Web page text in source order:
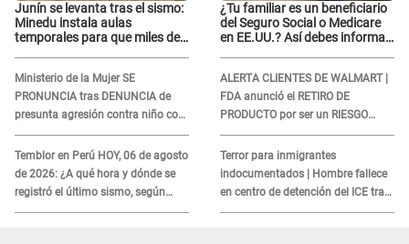
Junín se levanta tras el sismo:
Minedu instala aulas
temporales para que miles de
Ministerio de la Mujer SE
PRONUNCIA tras DENUNCIA de
presunta agresión contra niño con
autismo en Surco
Temblor en Perú HOY, 06 de agosto
de 2026: ¿A qué hora y dónde se
registró el último sismo, según
IGP?
¿Tu familiar es un beneficiario
del Seguro Social o Medicare
en EE.UU.? Así debes informar
ALERTA CLIENTES DE WALMART |
FDA anunció el RETIRO DE
PRODUCTO por ser un RIESGO
MORTAL para consumidores: ¿Cuál
es?
Terror para inmigrantes
indocumentados | Hombre fallece
en centro de detención del ICE tras
sufrir una "emergencia médica"